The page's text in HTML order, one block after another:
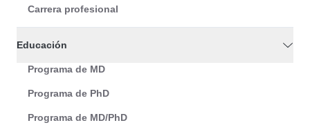
Carrera profesional
Educación
Programa de MD
Programa de PhD
Programa de MD/PhD